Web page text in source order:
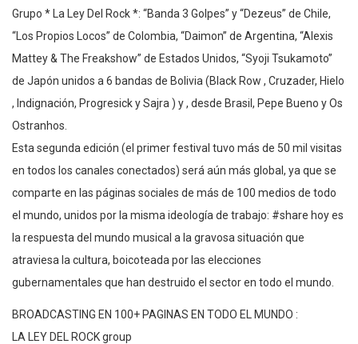
Grupo * La Ley Del Rock *: “Banda 3 Golpes” y “Dezeus” de Chile,
“Los Propios Locos” de Colombia, “Daimon” de Argentina, “Alexis
Mattey & The Freakshow” de Estados Unidos, “Syoji Tsukamoto”
de Japón unidos a 6 bandas de Bolivia (Black Row , Cruzader, Hielo
, Indignación, Progresick y Sajra ) y , desde Brasil, Pepe Bueno y Os
Ostranhos.
Esta segunda edición (el primer festival tuvo más de 50 mil visitas
en todos los canales conectados) será aún más global, ya que se
comparte en las páginas sociales de más de 100 medios de todo
el mundo, unidos por la misma ideología de trabajo: #share hoy es
la respuesta del mundo musical a la gravosa situación que
atraviesa la cultura, boicoteada por las elecciones
gubernamentales que han destruido el sector en todo el mundo.
BROADCASTING EN 100+ PAGINAS EN TODO EL MUNDO :
LA LEY DEL ROCK group